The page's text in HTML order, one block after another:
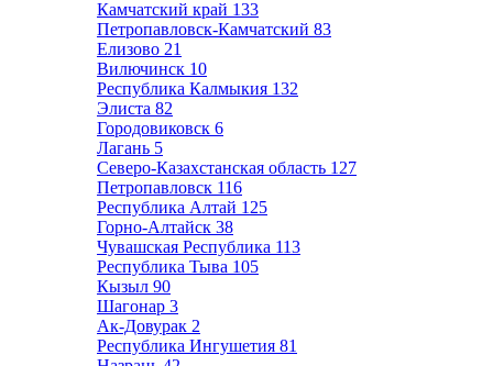
Камчатский край 133
Петропавловск-Камчатский 83
Елизово 21
Вилючинск 10
Республика Калмыкия 132
Элиста 82
Городовиковск 6
Лагань 5
Северо-Казахстанская область 127
Петропавловск 116
Республика Алтай 125
Горно-Алтайск 38
Чувашская Республика 113
Республика Тыва 105
Кызыл 90
Шагонар 3
Ак-Довурак 2
Республика Ингушетия 81